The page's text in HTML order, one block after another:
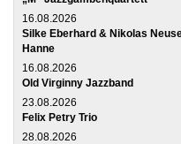
16.08.2026
Silke Eberhard & Nikolas
Hanne
16.08.2026
Old Virginny Jazzband
23.08.2026
Felix Petry Trio
28.08.2026